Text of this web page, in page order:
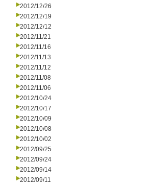
2012/12/26
2012/12/19
2012/12/12
2012/11/21
2012/11/16
2012/11/13
2012/11/12
2012/11/08
2012/11/06
2012/10/24
2012/10/17
2012/10/09
2012/10/08
2012/10/02
2012/09/25
2012/09/24
2012/09/14
2012/09/11